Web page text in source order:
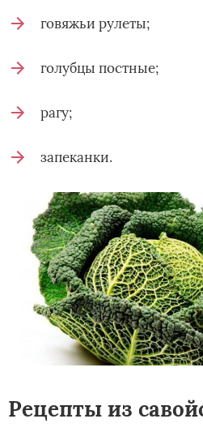
говяжьи рулеты;
голубцы постные;
рагу;
запеканки.
Рецепты из